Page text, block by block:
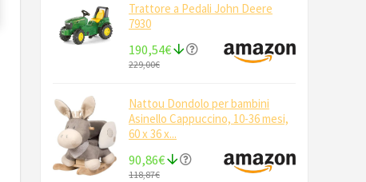
Trattore a Pedali John Deere
7930
190,54€
229,00€
Nattou Dondolo per bambini
Asinello Cappuccino, 10-36 mesi,
60 x 36 x...
90,86€
118,87€